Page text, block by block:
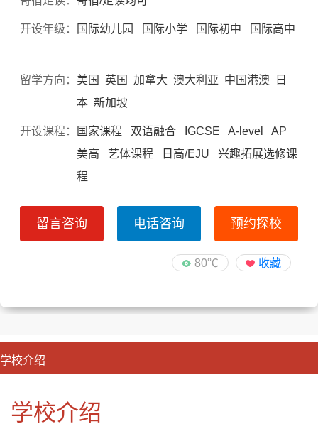
开设年级： 国际幼儿园 国际小学 国际初中 国际高中
留学方向： 美国 英国 加拿大 澳大利亚 中国港澳 日
本 新加坡
开设课程：
国家课程 双语融合 IGCSE A-level AP
美高 艺体课程 日高/EJU 兴趣拓展选修课
程
留言咨询 电话咨询 预约探校
80℃ 收藏
学校介绍
学校介绍